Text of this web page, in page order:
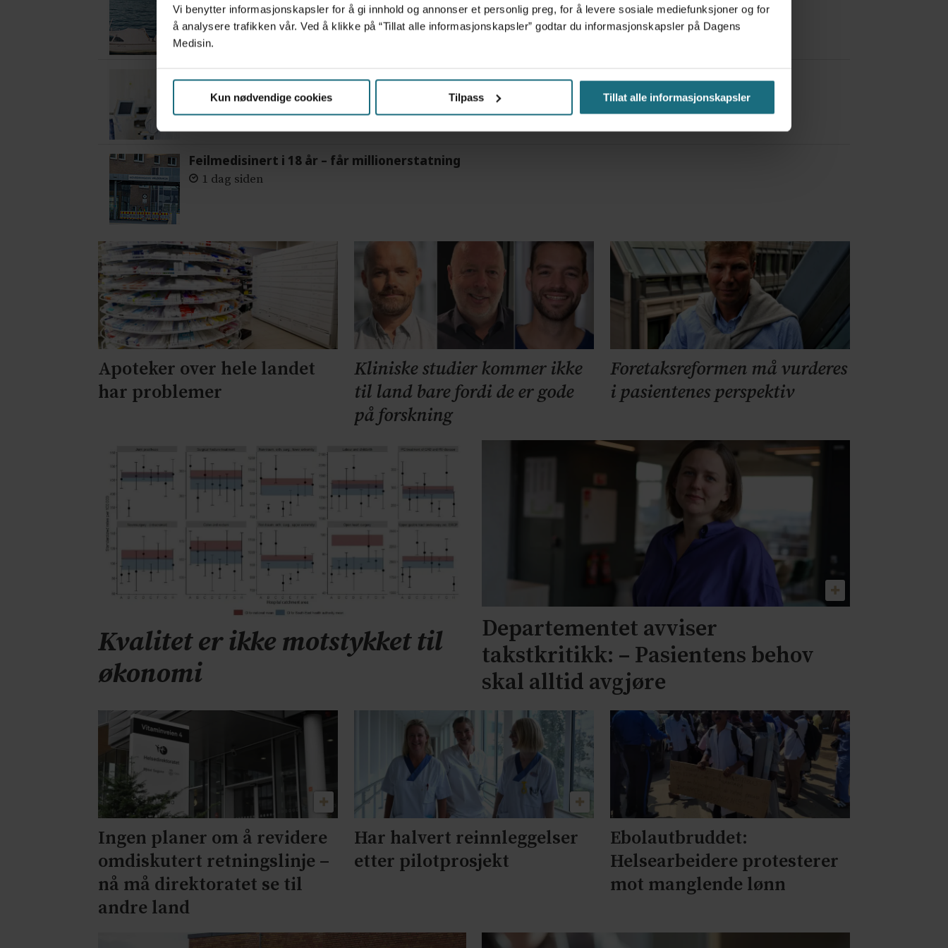
Vi benytter informasjonskapsler for å gi innhold og annonser et personlig preg, for å levere sosiale mediefunksjoner og for
å analysere trafikken vår. Ved å klikke på “Tillat alle informasjonskapsler” godtar du informasjonskapsler på Dagens
Medisin.
Kun nødvendige cookies Tilpass Tillat alle informasjonskapsler
2 dager siden
– Etter en stund kom det frem at han døgnet før hadde drukket 25 vodka Red Bull
3 dager siden
Feilmedisinert i 18 år – får millionerstatning
1 dag siden
Apoteker over hele landet
har problemer
Kliniske studier kommer ikke
til land bare fordi de er gode
på forskning
Foretaksreformen må vurderes
i pasientenes perspektiv
Kvalitet er ikke motstykket til
økonomi
Departementet avviser
takstkritikk: – Pasientens behov
skal alltid avgjøre
Ingen planer om å revidere
omdiskutert retningslinje –
nå må direktoratet se til
andre land
Har halvert reinnleggelser
etter pilotprosjekt
Ebolautbruddet:
Helsearbeidere protesterer
mot manglende lønn